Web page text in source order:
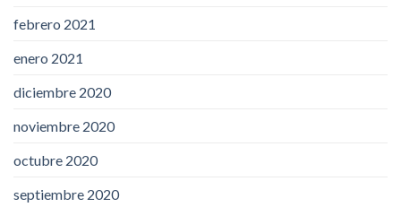
febrero 2021
enero 2021
diciembre 2020
noviembre 2020
octubre 2020
septiembre 2020